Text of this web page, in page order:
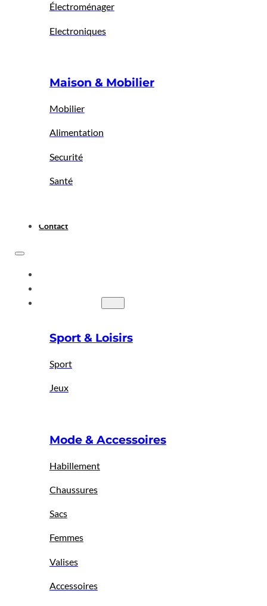
Électroménager
Electroniques
Maison & Mobilier
Mobilier
Alimentation
Securité
Santé
Contact
Sport & Loisirs
Sport
Jeux
Mode & Accessoires
Habillement
Chaussures
Sacs
Femmes
Valises
Accessoires